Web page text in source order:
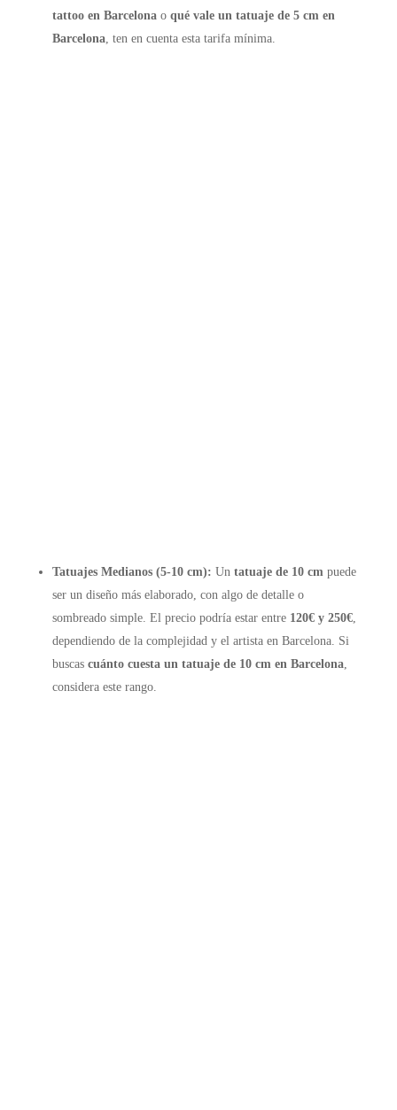
tattoo en Barcelona o qué vale un tatuaje de 5 cm en
Barcelona , ten en cuenta esta tarifa mínima.
Tatuajes Medianos (5-10 cm): Un tatuaje de 10 cm puede
ser un diseño más elaborado, con algo de detalle o
sombreado simple. El precio podría estar entre 120€ y 250€,
dependiendo de la complejidad y el artista en Barcelona. Si
buscas cuánto cuesta un tatuaje de 10 cm en Barcelona
considera este rango.